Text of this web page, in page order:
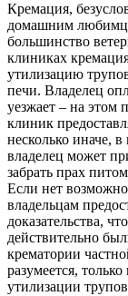
Кремация,
домашним
большинство
клиниках
утилизацию
печи. Владелец
уезжает – на этом
клиник
несколько иначе,
владелец может
забрать прах
Если нет
владельцам
доказательства,
действительно
крематории
разумеется,
утилизации